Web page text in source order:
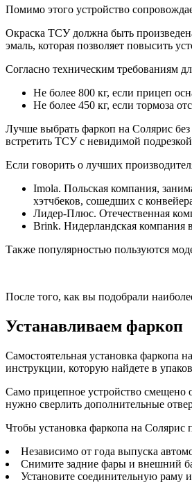
Помимо этого устройство
Окраска ТСУ должна быть
эмаль, которая позволяет повысить
Согласно техническим требованиям
Не более 800 кг, если прицеп
Не более 450 кг, если тормоза
Лучше выбрать фаркоп на Солярис
встретить ТСУ с невидимой
Если говорить о лучших
Imola. Польская компания,
хэтчбеков, сошедших с
Лидер-Плюс. Отечественная
Brink. Нидерландская компания
Также популярностью пользуются
После того, как вы подобрали
Устанавливаем фаркоп
Самостоятельная установка фаркопа
инструкции, которую найдете в
Само прицепное устройство смещено
нужно сверлить дополнительные
Чтобы установка фаркопа на
Независимо от года выпуска
Снимите задние фары и внешний
Установите соединительную раму